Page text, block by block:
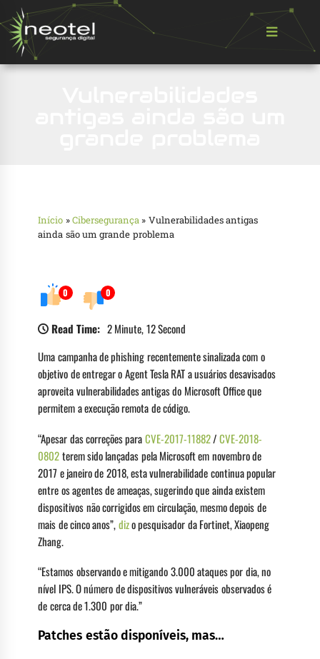
Início »Cibersegurança » Vulnerabilidades antigas
ainda são um grande problema
0 0
Read Time: 2 Minute, 12 Second
Uma campanha de phishing recentemente sinalizada com o
objetivo de entregar o Agent Tesla RAT a usuários desavisados ​​
aproveita vulnerabilidades antigas do Microsoft Office que
permitem a execução remota de código.
“Apesar das correções paraCVE-2017-11882/CVE-2018-
0802terem sido lançadas pela Microsoft em novembro de
2017 e janeiro de 2018, esta vulnerabilidade continua popular
entre os agentes de ameaças, sugerindo que ainda existem
dispositivos não corrigidos em circulação, mesmo depois de
mais de cinco anos”,dizo pesquisador da Fortinet, Xiaopeng
Zhang.
“Estamos observando e mitigando 3.000 ataques por dia, no
nível IPS. O número de dispositivos vulneráveis ​​observados é
de cerca de 1.300 por dia.”
Patches estão disponíveis, mas…